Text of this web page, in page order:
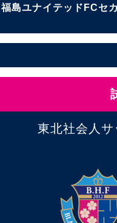
福島ユナイテッドFCセ
東北社会人